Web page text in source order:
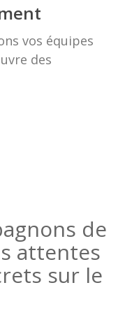
vos équipes
des
de
attentes
sur le